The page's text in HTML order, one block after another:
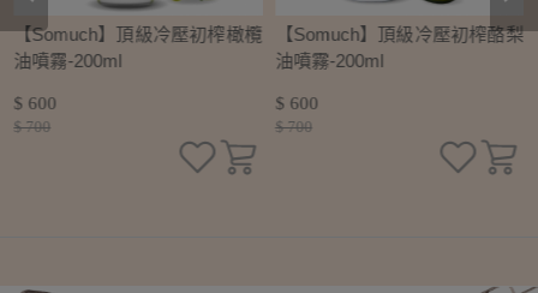
【Somuch】頂級冷壓初榨橄欖
油噴霧-200ml
$ 600
$ 700
【Somuch】頂級冷壓初榨酪梨
油噴霧-200ml
$ 600
$ 700